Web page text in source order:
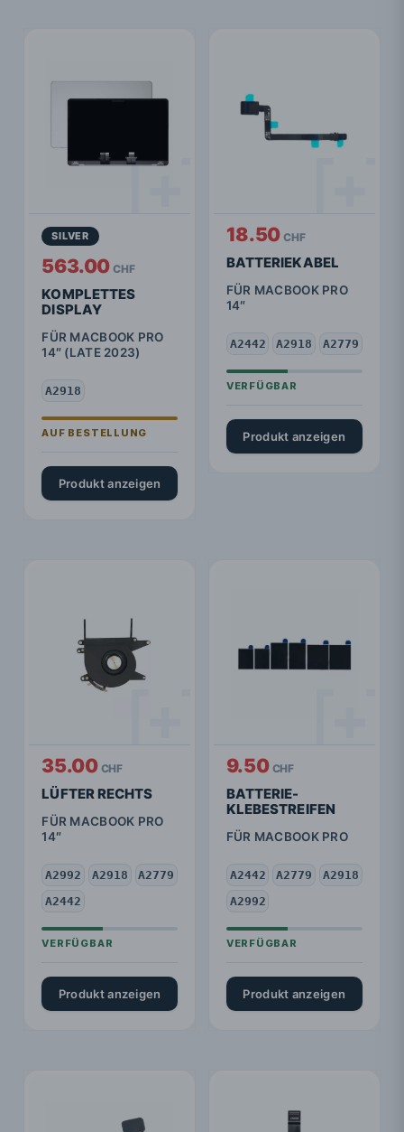
KOMPLETTES
DISPLAY
FÜR MACBOOK PRO
14″ (LATE 2023)
A2918
SILVER
563.00CHF
Produkt anzeigen
BATTERIEKABEL
FÜR MACBOOK PRO
14″
A2442 A2918 A2779
18.50CHF
Produkt anzeigen
LÜFTER RECHTS
FÜR MACBOOK PRO
14″
A2992 A2918
A2779
A2442
35.00 CHF
Produkt anzeigen
BATTERIE-
KLEBESTREIFEN
FÜR MACBOOK PRO
A2442 A2779
A2918
A2992
9.50 CHF
Produkt anzeigen